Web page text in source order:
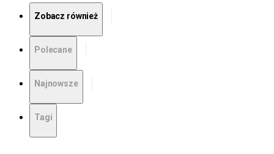
Zobacz również
Polecane
Najnowsze
Tagi